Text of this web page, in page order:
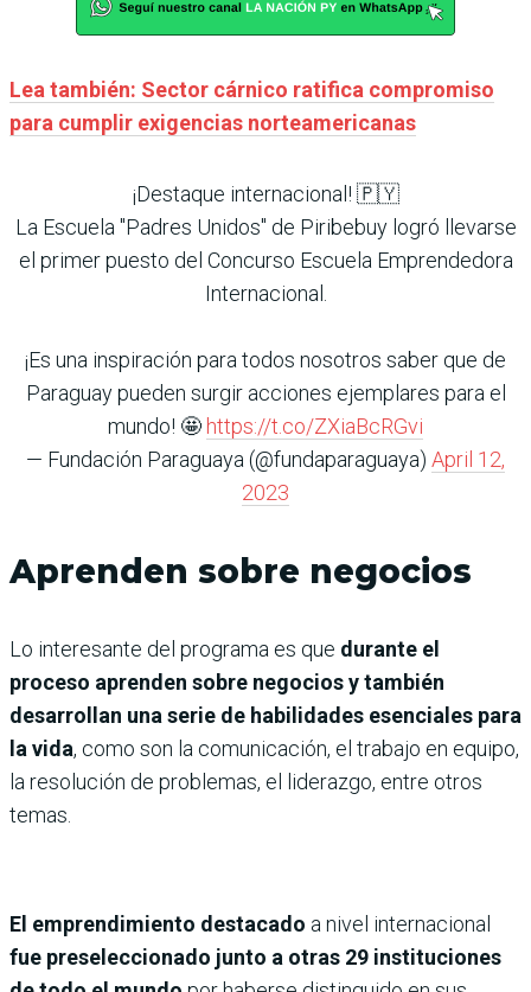
Lea también: Sector cárnico ratifica compromiso
para cumplir exigencias norteamericanas
¡Destaque internacional! 🇵🇾
La Escuela "Padres Unidos" de Piribebuy logró llevarse
el primer puesto del Concurso Escuela Emprendedora
Internacional.
¡Es una inspiración para todos nosotros saber que de
Paraguay pueden surgir acciones ejemplares para el
mundo! 🤩 https://t.co/ZXiaBcRGvi
— Fundación Paraguaya (@fundaparaguaya) April 12,
2023
Aprenden sobre negocios
Lo interesante del programa es que durante el
proceso aprenden sobre negocios y también
desarrollan una serie de habilidades esenciales para
la vida, como son la comunicación, el trabajo en equipo,
la resolución de problemas, el liderazgo, entre otros
temas.
El emprendimiento destacado a nivel internacional
fue preseleccionado junto a otras 29 instituciones